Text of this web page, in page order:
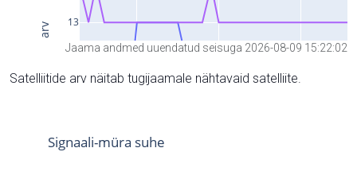
Jaama andmed uuendatud seisuga 2026-08-09 15:22:02
Satelliitide arv näitab tugijaamale nähtavaid satelliite.